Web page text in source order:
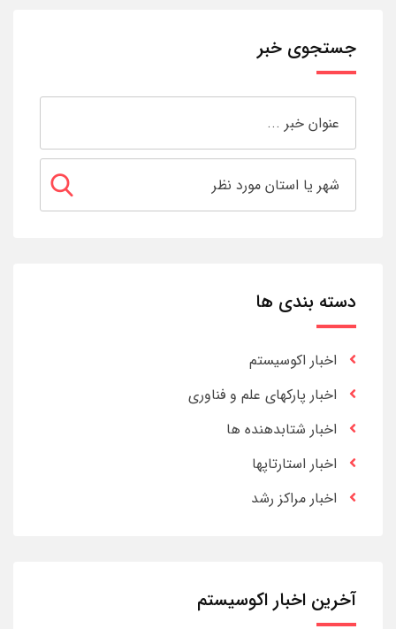
جستجوی خبر
دسته بندی ها
اخبار اکوسیستم
اخبار پارکهای علم و فناوری
اخبار شتابدهنده ها
اخبار استارتاپها
اخبار مراکز رشد
آخرین اخبار اکوسیستم